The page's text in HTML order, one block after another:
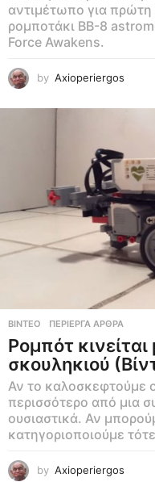
αντιμέτωπο για
ρομποτάκι BB-8
Force Awakens.
by Axioperiergos
ΒΊΝΤΕΟ ,ΠΕΡΊΕΡΓΑ ΆΡΘΡΑ
Ρομπότ
σκουληκιού
Αν το καλοσκεφτούμε
περισσότερο από μια
ουσιαστικά. Αν
κατηγοριοποιούμε
by Axioperiergos